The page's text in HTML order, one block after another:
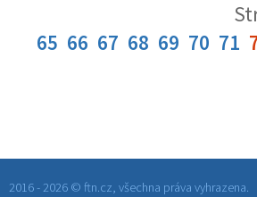
65 66 67 68 69 70 71
2016 - 2026 © ftn.cz, všechna práva vyhrazena.